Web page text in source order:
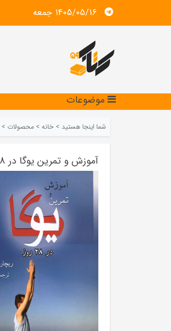
1405/05/16 جمعه
موضوعات
شما اینجا هستید > خانه > محصولات >
آموزش و تمرین یوگا در 28 روز